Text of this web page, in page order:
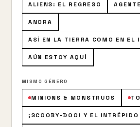
ALIENS: EL REGRESO
ANORA
ASÍ EN LA TIERRA COMO EN EL
AÚN ESTOY AQUÍ
MISMO GÉNERO
MINIONS & MONSTRUOS
¡SCOOBY-DOO! Y EL